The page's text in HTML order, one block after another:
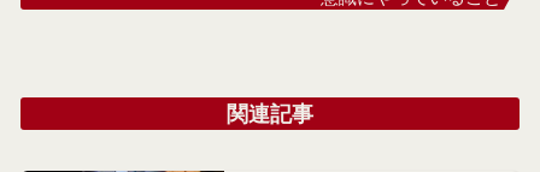
関連記事